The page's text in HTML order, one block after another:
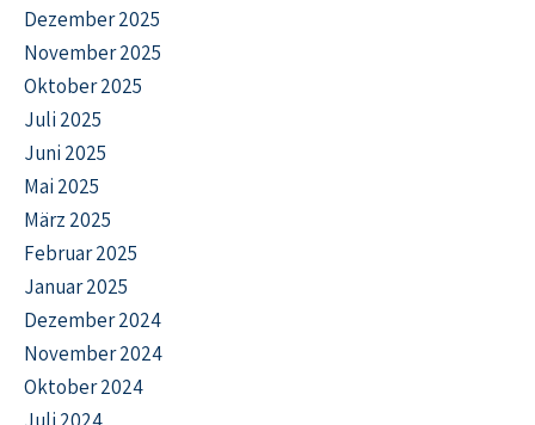
Dezember 2025
November 2025
Oktober 2025
Juli 2025
Juni 2025
Mai 2025
März 2025
Februar 2025
Januar 2025
Dezember 2024
November 2024
Oktober 2024
Juli 2024